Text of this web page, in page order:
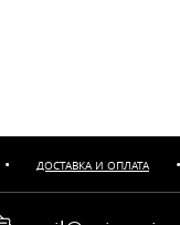
• ДОСТАВКА И ОПЛАТА •